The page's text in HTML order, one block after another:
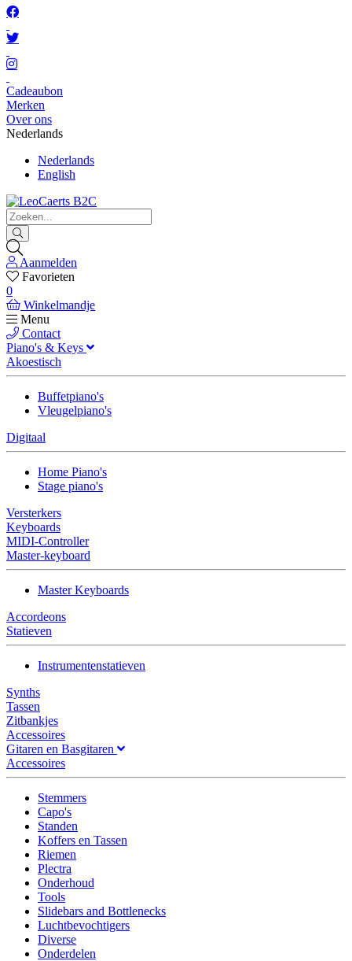
Cadeaubon
Merken
Over ons
Nederlands
Nederlands
English
Aanmelden
Favorieten
0
Winkelmandje
Menu
Contact
Piano's & Keys
Akoestisch
Buffetpiano's
Vleugelpiano's
Digitaal
Home Piano's
Stage piano's
Versterkers
Keyboards
MIDI-Controller
Master-keyboard
Master Keyboards
Accordeons
Statieven
Instrumentenstatieven
Synths
Tassen
Zitbankjes
Accessoires
Gitaren en Basgitaren
Accessoires
Stemmers
Capo's
Standen
Koffers en Tassen
Riemen
Plectra
Onderhoud
Tools
Slidebars and Bottlenecks
Luchtbevochtigers
Diverse
Onderdelen